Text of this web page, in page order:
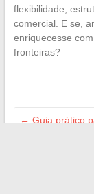
flexibilidade,
comercial. E se,
enriquecesse
fronteiras?
← Guia prático